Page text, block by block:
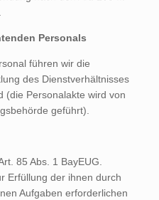
Personals
führen wir die
des Dienstverhältnisses
(die Personalakte wird von
geführt).
85 Abs. 1 BayEUG.
Erfüllung der ihnen durch
Aufgaben erforderlichen